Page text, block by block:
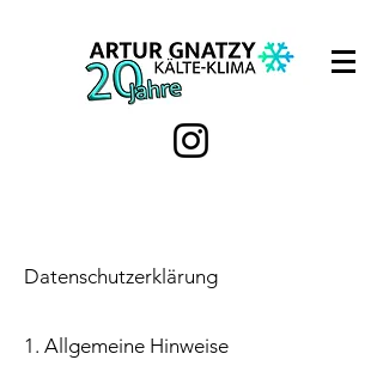
Datenschutzerklärung
1. Allgemeine Hinweise